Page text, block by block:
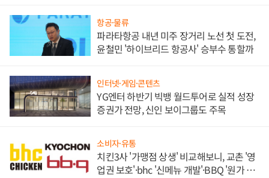
항공·물류
파라타항공 내년 미주 장거리 노선 첫 도전,
윤철민 '하이브리드 항공사' 승부수 통할까
인터넷·게임·콘텐츠
YG엔터 하반기 빅뱅 월드투어로 실적 성장
증권가 전망, 신인 보이그룹도 주목
소비자·유통
치킨3사 '가맹점 상생' 비교해보니, 교촌 '영
업권 보호'·bhc '신메뉴 개발'·BBQ '원가 부